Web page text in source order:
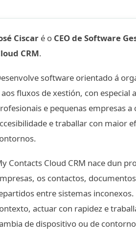
Ciscar é o CEO de Software
CRM.
software orientado á
aos fluxos de xestión, con especial
e pequenas empresas
e traballar con maior
Contacts Cloud CRM nace dun
os contactos,
entre sistemas
actuar con rapidez e
de dispositivo ou de